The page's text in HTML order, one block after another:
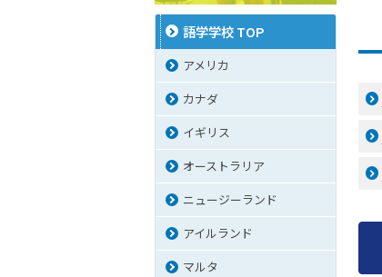
語学学校 TOP
アメリカ
カナダ
イギリス
オーストラリア
ニュージーランド
アイルランド
マルタ